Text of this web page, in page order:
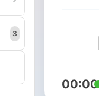
3
00:00